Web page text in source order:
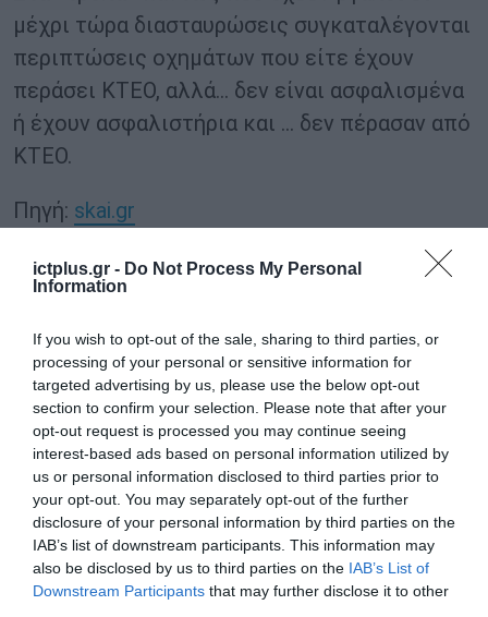
ictplus.gr - Do Not Process My Personal
Information
If you wish to opt-out of the sale, sharing to third parties, or
processing of your personal or sensitive information for
targeted advertising by us, please use the below opt-out
section to confirm your selection. Please note that after your
opt-out request is processed you may continue seeing
interest-based ads based on personal information utilized by
us or personal information disclosed to third parties prior to
your opt-out. You may separately opt-out of the further
disclosure of your personal information by third parties on the
IAB’s list of downstream participants. This information may
also be disclosed by us to third parties on the IAB’s List of
Downstream Participants that may further disclose it to other
μέχρι τώρα διασταυρώσεις συγκαταλέγονται
περιπτώσεις οχημάτων που είτε έχουν
περάσει ΚΤΕΟ, αλλά… δεν είναι ασφαλισμένα
ή έχουν ασφαλιστήρια και … δεν πέρασαν από
ΚΤΕΟ.
Πηγή: skai.gr
TAGS:
ΑΝΑΣΦΑΛΙΣΤΑ